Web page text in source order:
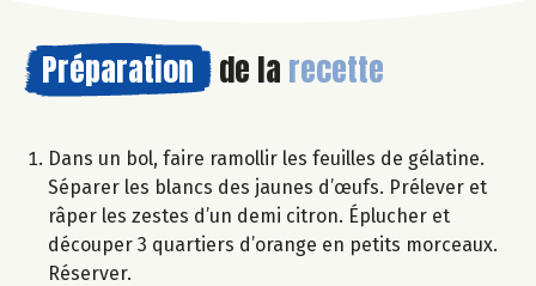
Préparation de la recette
Dans un bol, faire ramollir les feuilles de gélatine.
Séparer les blancs des jaunes d’œufs. Prélever et
râper les zestes d’un demi citron. Éplucher et
découper 3 quartiers d’orange en petits morceaux.
Réserver.